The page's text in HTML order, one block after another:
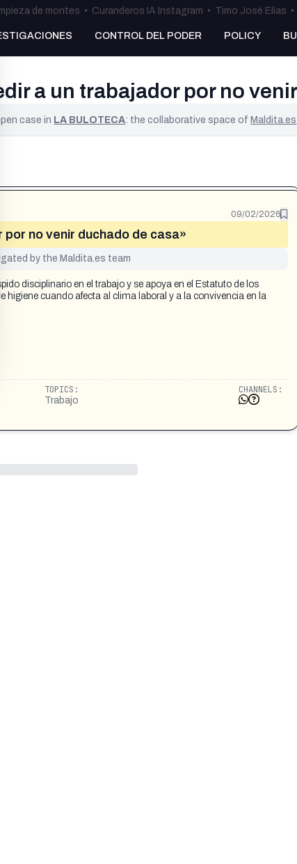
de montes • Curanderos IA Instagram • Timo José Elías •
CONTROL DEL PODER POLICY
a un trabajador por no
case in LA BULOTECA: the collaborative space ofMaldita.es
09/02/2026
por no venir duchado de casa»
by the Maldita.es team
disciplinario en el trabajo y se apoya en el Estatuto de los
higiene cuando afecta al clima laboral y a la convivencia en la
TOPICS:
Trabajo
CHANNELS: